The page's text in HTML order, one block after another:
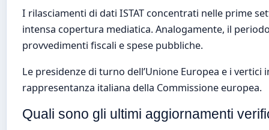
I rilasciamenti di dati ISTAT concentrati nelle prime
intensa copertura mediatica. Analogamente, il
provvedimenti fiscali e spese pubbliche.
Le presidenze di turno dell’Unione Europea e i
rappresentanza italiana della Commissione europea.
Quali sono gli ultimi aggiornamenti